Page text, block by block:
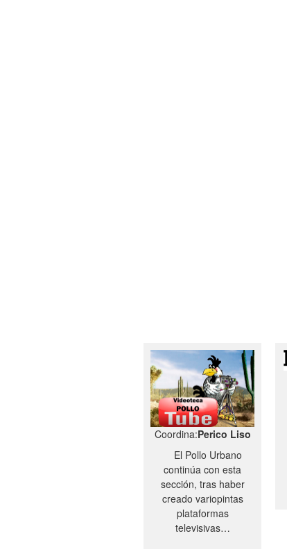
Coordina:Perico Liso
El Pollo Urbano
continúa con esta
sección, tras haber
creado variopintas
plataformas
televisivas…